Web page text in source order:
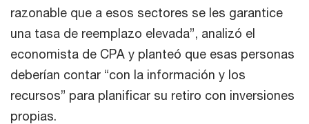
razonable que a esos sectores se les garantice
una tasa de reemplazo elevada”, analizó el
economista de CPA y planteó que esas personas
deberían contar “con la información y los
recursos” para planificar su retiro con inversiones
propias.